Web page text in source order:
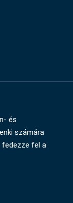
és
számára
fedezze fel a